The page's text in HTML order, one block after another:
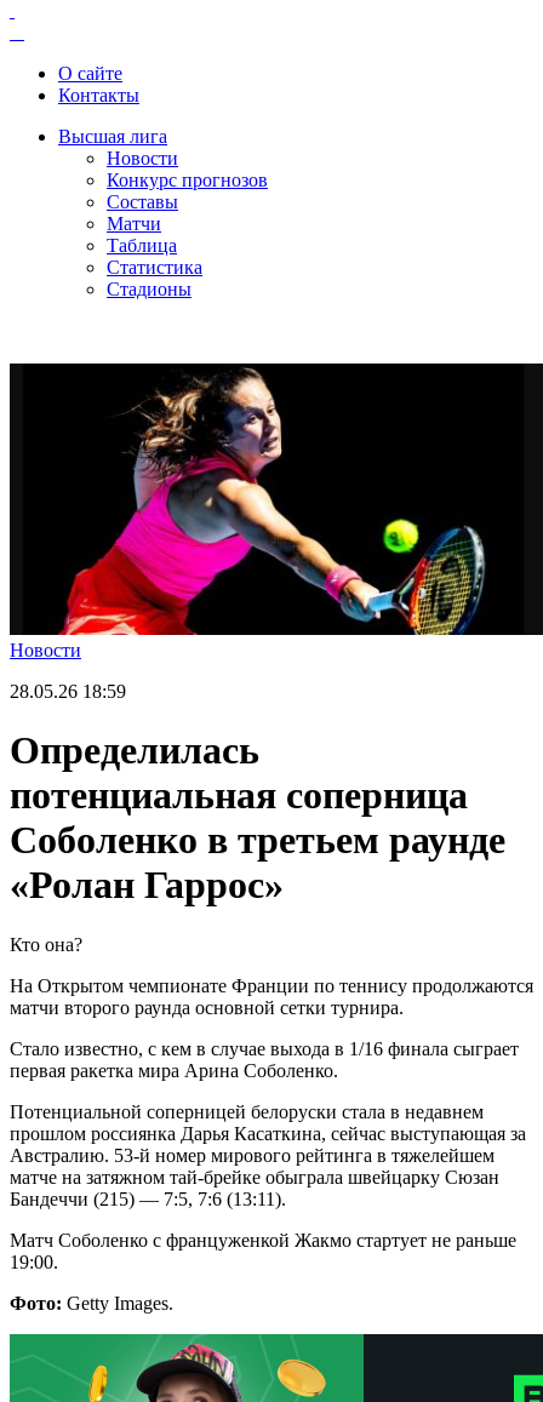
О сайте
Контакты
Высшая лига
Новости
Конкурс прогнозов
Составы
Матчи
Таблица
Статистика
Стадионы
Новости
28.05.26 18:59
Определилась
потенциальная соперница
Соболенко в третьем раунде
«Ролан Гаррос»
Кто она?
На Открытом чемпионате Франции по теннису продолжаются
матчи второго раунда основной сетки турнира.
Стало известно, с кем в случае выхода в 1/16 финала сыграет
первая ракетка мира Арина Соболенко.
Потенциальной соперницей белоруски стала в недавнем
прошлом россиянка Дарья Касаткина, сейчас выступающая за
Австралию. 53-й номер мирового рейтинга в тяжелейшем
матче на затяжном тай-брейке обыграла швейцарку Сюзан
Бандеччи (215) — 7:5, 7:6 (13:11).
Матч Соболенко с француженкой Жакмо стартует не раньше
19:00.
Фото: Getty Images.